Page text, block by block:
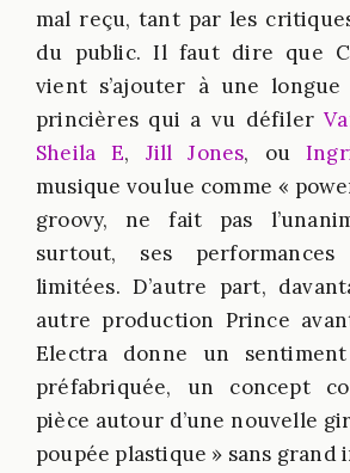
mal reçu, tant par les
du public. Il faut dire que
vient s’ajouter à une longue
princières qui a vu défiler
Sheila E, Jill Jones, ou
musique voulue comme «
groovy, ne fait pas
surtout, ses
limitées. D’autre part,
autre production Prince
Electra donne un
préfabriquée, un concept
pièce autour d’une nouvelle
poupée plastique » sans grand